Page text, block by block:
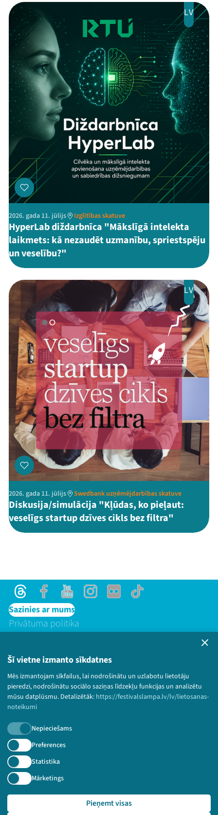
Šī vietne izmanto sīkdatnes
Mēs izmantojam sīkfailus, lai nodrošinātu un uzlabotu lietotāju
pieredzi, nodrošinātu sociālo saziņas līdzekļu funkcijas un analizētu
mūsu datplūsmu. Detalizētāk: https://festivalslampa.lv/lv/lietosanas-
noteikumi
Nepieciešams
Preferences
Statistika
Mārketings
Pieņemt visas
LV
2026. gada 11. jūlijs Izglītības skatuve
HyperLab diždarbnīca "Mākslīgā intelekta
laikmets: kā nezaudēt uzmanību, spriestspēju
un veselību?"
LV
2026. gada 11. jūlijs Swedbank uzņēmējdarbības skatuve
Diskusija/simulācija "Kļūdas, ko pieļaut:
veselīgs startup dzīves cikls bez filtra"
ThreadsFacebookYoutubeInstagram
Flick TikTok
Sazinies ar mums
Privātuma politika
© 2026 Sarunu festivāls LAMPA Visas tiesības
paturētas.
Piesakies jaunumiem!
Nepalaid garām aktuālāko informāciju!
Pieteikties